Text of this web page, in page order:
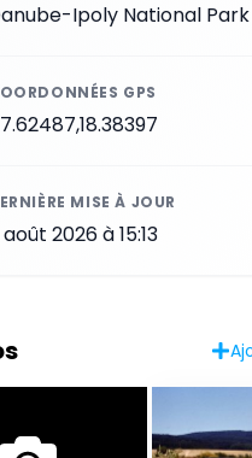
Ipoly National Park
GPS
MISE À JOUR
2026 à 15:13